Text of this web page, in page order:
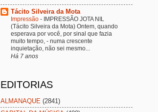
Tácito Silveira da Mota
Impressão - IMPRESSÃO JOTA NIL
(Tácito Silveira da Mota) Ontem, quando
esperava por você, por sinal que fazia
muito tempo, - numa crescente
inquietação, não sei mesmo...
Há 7 anos
EDITORIAS
ALMANAQUE (2841)